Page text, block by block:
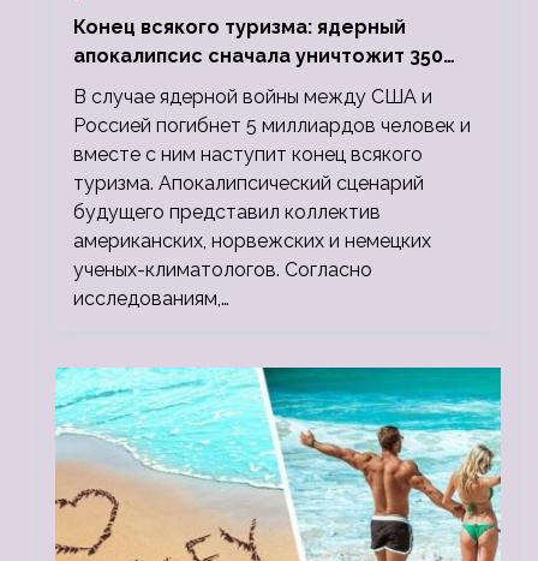
Конец всякого туризма: ядерный
апокалипсис сначала уничтожит 350
миллионов, а потом 5 миллиардов
людей
В случае ядерной войны между США и
Россией погибнет 5 миллиардов человек и
вместе с ним наступит конец всякого
туризма. Апокалипсический сценарий
будущего представил коллектив
американских, норвежских и немецких
ученых-климатологов. Согласно
исследованиям,…